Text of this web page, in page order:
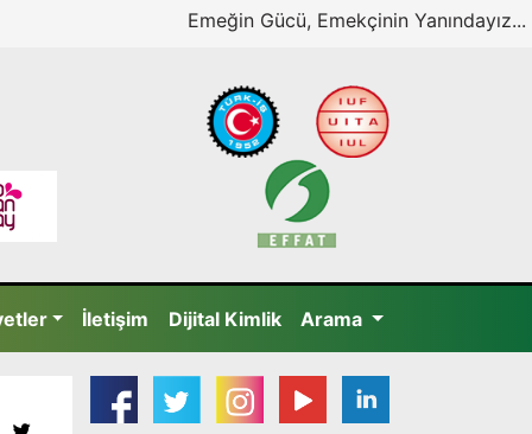
Emeğin Gücü, Emekçinin Yanındayız...
İletişim Dijital Kimlik Arama